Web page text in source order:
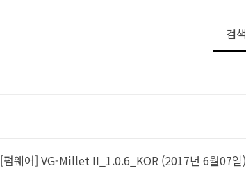
[펌웨어] VG-Millet II_1.0.6_KOR (2017년 6월07일)